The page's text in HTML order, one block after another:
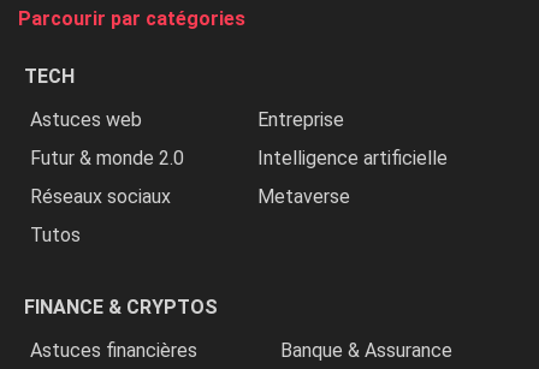
Parcourir par catégories
TECH
Astuces web
Entreprise
Futur & monde 2.0
Intelligence artificielle
Réseaux sociaux
Metaverse
Tutos
FINANCE & CRYPTOS
Astuces financières
Banque & Assurance